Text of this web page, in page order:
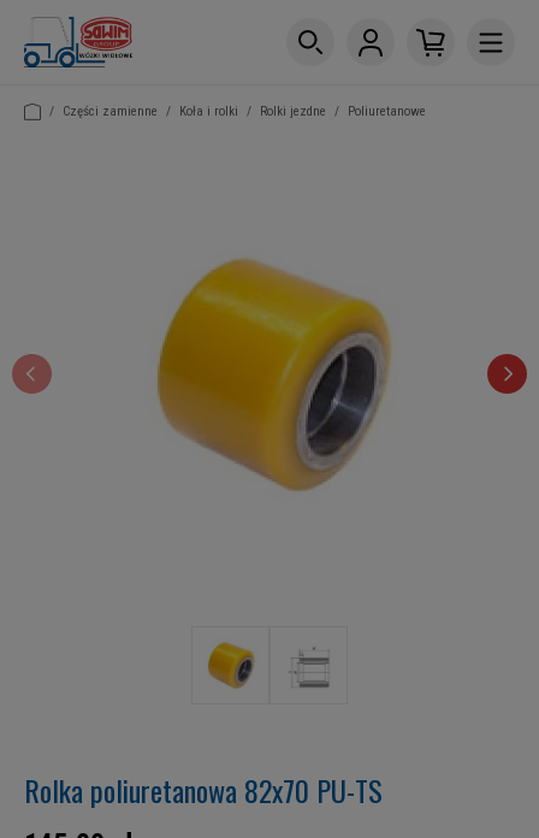
/ Części zamienne / Koła i rolki / Rolki jezdne / Poliuretanowe
Rolka poliuretanowa 82x70 PU-TS